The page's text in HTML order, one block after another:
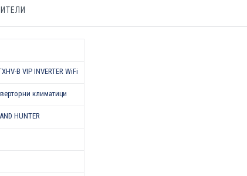
B VIP INVERTER WiFi
климатици
HUNTER